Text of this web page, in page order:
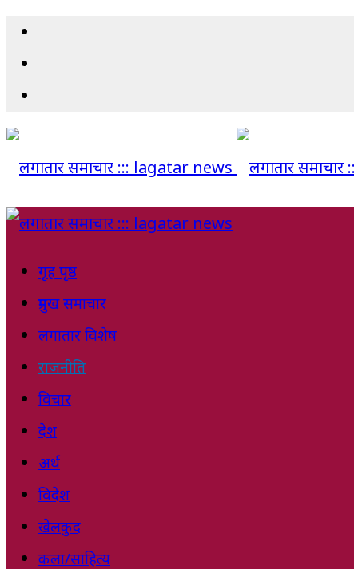
गृह पृष्ठ
प्रमुख समाचार
लगातार विशेष
राजनीति
विचार
देश
अर्थ
विदेश
खेलकुद
कला/साहित्य